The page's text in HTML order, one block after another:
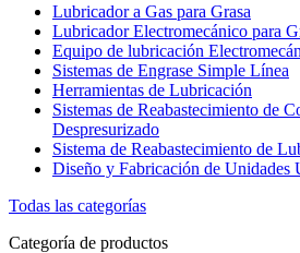
Lubricador a Gas para Grasa
Lubricador Electromecánico para
Equipo de lubricación
Sistemas de Engrase Simple Línea
Herramientas de Lubricación
Sistemas de Reabastecimiento de
Despresurizado
Sistema de Reabastecimiento de
Diseño y Fabricación de Unidades
Todas las categorías
Categoría de productos